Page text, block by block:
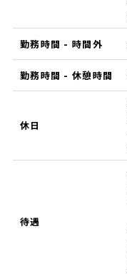
勤務時間 - 時間外
勤務時間 - 休憩時間
休日
待遇